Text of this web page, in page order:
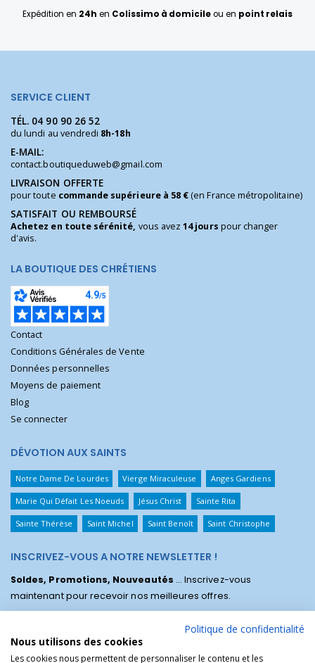
Expédition en 24h en Colissimo à domicileou en point relais
SERVICE CLIENT
TÉL. 04 90 90 26 52
du lundi au vendredi 8h-18h
E-MAIL:
contact.boutiqueduweb@gmail.com
LIVRAISON OFFERTE
pour toute commande supérieure à 58 €(en France métropolitaine)
SATISFAIT OU REMBOURSÉ
Achetez en toute sérénité, vous avez14 jours pour changer
d'avis.
LA BOUTIQUE DES CHRÉTIENS
Contact
Conditions Générales de Vente
Données personnelles
Moyens de paiement
Blog
Se connecter
DÉVOTION AUX SAINTS
Notre Dame De Lourdes Vierge Miraculeuse Anges Gardiens
Marie Qui Défait Les Noeuds Jésus Christ Sainte Rita
Sainte Thérèse Saint Michel Saint Benoît Saint Christophe
INSCRIVEZ-VOUS A NOTRE NEWSLETTER !
Soldes, Promotions, Nouveautés ... Inscrivez-vous
maintenant pour recevoir nos meilleures offres.
Politique de confidentialité
Nous utilisons des cookies
Les cookies nous permettent de personnaliser le contenu et les